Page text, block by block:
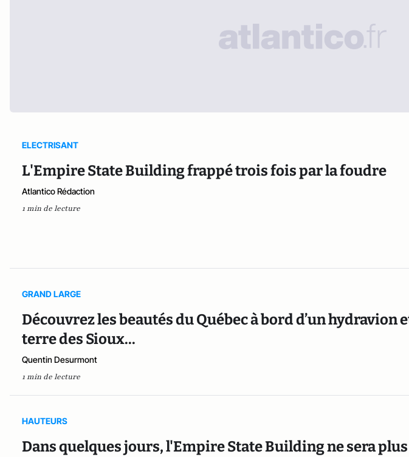
ELECTRISANT
L'Empire State Building frappé trois fois par la foudre
Atlantico Rédaction
1 min de lecture
GRAND LARGE
Découvrez les beautés du Québec à bord d’un hydravion
terre des Sioux...
Quentin Desurmont
1 min de lecture
HAUTEURS
Dans quelques jours, l'Empire State Building ne sera